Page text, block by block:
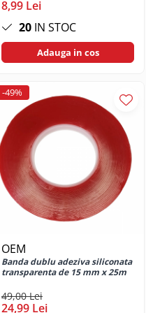
8,99 Lei
20 IN STOC
Adauga in cos
-49%
OEM
Banda dublu adeziva siliconata
transparenta de 15 mm x 25m
49,00 Lei
24,99 Lei